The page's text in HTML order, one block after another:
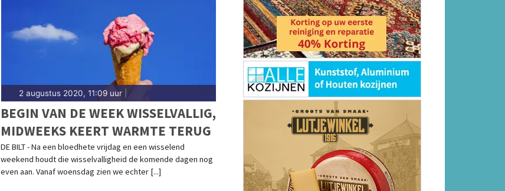
2 augustus 2020, 11:09 uur|
BEGIN VAN DE WEEK WISSELVALLIG,
MIDWEEKS KEERT WARMTE TERUG
DE BILT - Na een bloedhete vrijdag en een wisselend
weekend houdt die wisselvalligheid de komende dagen nog
even aan. Vanaf woensdag zien we echter [...]